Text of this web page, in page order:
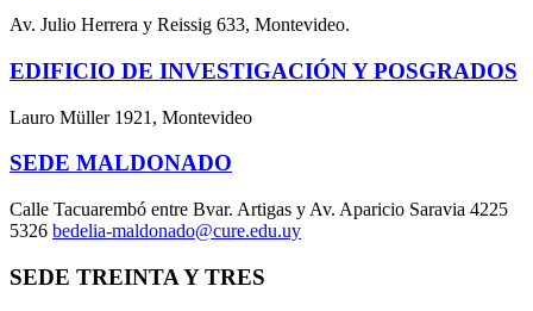
Av. Julio Herrera y Reissig 633, Montevideo.
EDIFICIO DE INVESTIGACIÓN Y POSGRADOS
Lauro Müller 1921, Montevideo
SEDE MALDONADO
Calle Tacuarembó entre Bvar. Artigas y Av. Aparicio Saravia 4225
5326 bedelia-maldonado@cure.edu.uy
SEDE TREINTA Y TRES